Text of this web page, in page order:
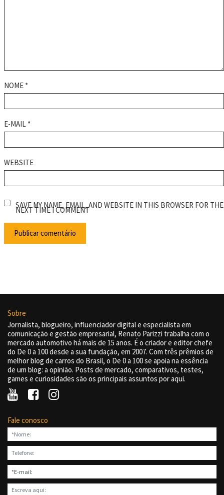
NOME *
E-MAIL *
WEBSITE
SAVE MY NAME, EMAIL, AND WEBSITE IN THIS BROWSER FOR THE
NEXT TIME I COMMENT
Sobre
Jornalista, blogueiro, influenciador digital e especialista em
comunicação e gestão empresarial, Renato Parizzi trabalha com o
mercado automotivo há mais de 15 anos. É o criador e editor chefe
do De 0 a 100 desde a sua fundação, em 2007. Com três prêmios de
melhor blog de carros do Brasil, o De 0 a 100 se apoia na essência
de um blog: a opinião. Posts de mercado, comparativos, testes,
games e curiosidades são os principais assuntos por aqui.
Fale conosco